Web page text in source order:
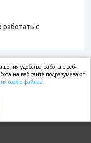
с
удобства работы с веб-
на веб-сайте подразумевают
cookie файлов.